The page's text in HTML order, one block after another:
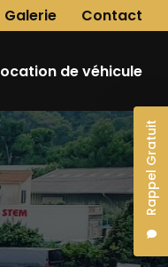
Galerie Contact
Rappel Gratuit
de véhicule